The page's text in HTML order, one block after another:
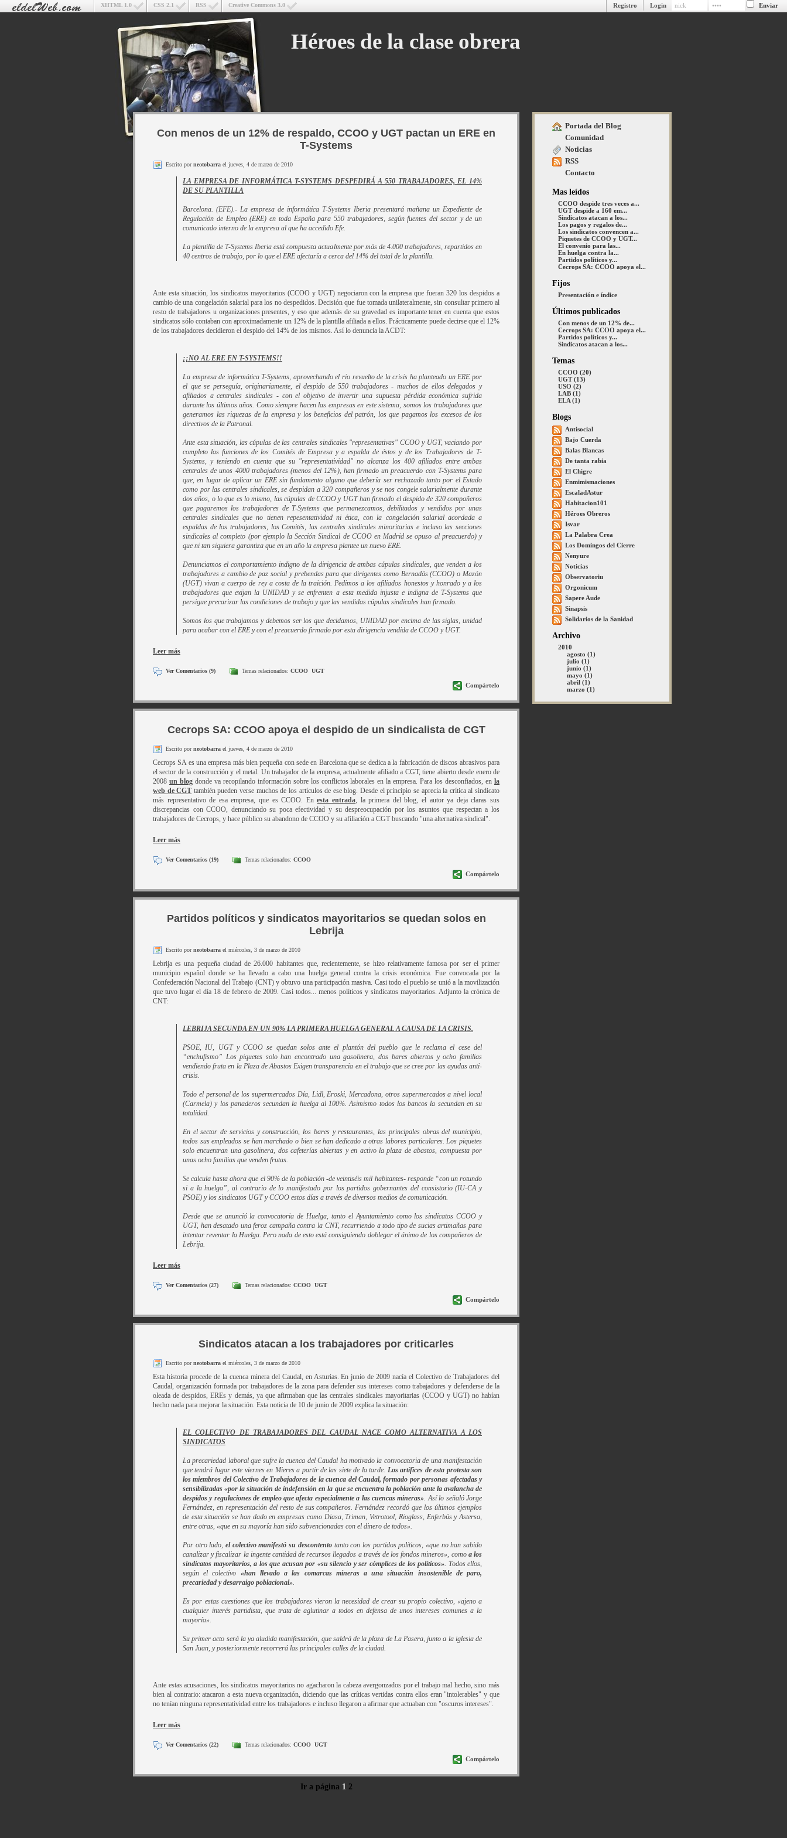
Creative Commons 3.0
RSS
CSS 2.1
XHTML 1.0 Login
Registro
Héroes de la clase obrera
Portada del Blog
Comunidad
Noticias
RSS
Contacto
Mas leídos
CCOO despide tres veces a...
UGT despide a 160 em...
Sindicatos atacan a los...
Los pagos y regalos de...
Los sindicatos convencen a...
Piquetes de CCOO y UGT...
El convenio para las...
En huelga contra la...
Partidos políticos y...
Cecrops SA: CCOO apoya el...
Fijos
Presentación e índice
Últimos publicados
Con menos de un 12% de...
Cecrops SA: CCOO apoya el...
Partidos políticos y...
Sindicatos atacan a los...
Temas
CCOO (20)
UGT (13)
USO (2)
LAB (1)
ELA (1)
Blogs
Antisocial
Bajo Cuerda
Balas Blancas
De tanta rabia
El Chigre
Enmimismaciones
EscaladAstur
Habitacion101
Héroes Obreros
Isvar
La Palabra Crea
Los Domingos del Cierre
Nenyure
Noticias
Observatoriu
Orgonicum
Sapere Aude
Sinapsis
Solidarios de la Sanidad
Archivo
2010
agosto (1)
julio (1)
junio (1)
mayo (1)
abril (1)
marzo (1)
Con menos de un 12% de respaldo, CCOO y UGT pactan un ERE en
T-Systems
Escrito porneotobarra el jueves, 4 de marzo de 2010
LA EMPRESA DE INFORMÁTICA T-SYSTEMS DESPEDIRÁ A 550 TRABAJADORES, EL 14%
DE SU PLANTILLA
Barcelona. (EFE).- La empresa de informática T-Systems Iberia presentará mañana un Expediente de
Regulación de Empleo (ERE) en toda España para 550 trabajadores, según fuentes del sector y de un
comunicado interno de la empresa al que ha accedido Efe.
La plantilla de T-Systems Iberia está compuesta actualmente por más de 4.000 trabajadores, repartidos en
40 centros de trabajo, por lo que el ERE afectaría a cerca del 14% del total de la plantilla.
Ante esta situación, los sindicatos mayoritarios (CCOO y UGT) negociaron con la empresa que fueran 320 los despidos a
cambio de una congelación salarial para los no despedidos. Decisión que fue tomada unilateralmente, sin consultar primero al
resto de trabajadores u organizaciones presentes, y eso que además de su gravedad es importante tener en cuenta que estos
sindicatos sólo contaban con aproximadamente un 12% de la plantilla afiliada a ellos. Prácticamente puede decirse que el 12%
de los trabajadores decidieron el despido del 14% de los mismos. Así lo denuncia la ACDT:
¡¡NO AL ERE EN T-SYSTEMS!!
La empresa de informática T-Systems, aprovechando el rio revuelto de la crisis ha planteado un ERE por
el que se perseguía, originariamente, el despido de 550 trabajadores - muchos de ellos delegados y
afiliados a centrales sindicales - con el objetivo de invertir una supuesta pérdida económica sufrida
durante los últimos años. Como siempre hacen las empresas en este sistema, somos los trabajadores que
generamos las riquezas de la empresa y los beneficios del patrón, los que pagamos los excesos de los
directivos de la Patronal.
Ante esta situación, las cúpulas de las centrales sindicales "representativas" CCOO y UGT, vaciando por
completo las funciones de los Comités de Empresa y a espalda de éstos y de los Trabajadores de T-
Systems, y teniendo en cuenta que su "representatividad" no alcanza los 400 afiliados entre ambas
centrales de unos 4000 trabajadores (menos del 12%), han firmado un preacuerdo con T-Systems para
que, en lugar de aplicar un ERE sin fundamento alguno que debería ser rechazado tanto por el Estado
como por las centrales sindicales, se despidan a 320 compañeros y se nos congele salarialmente durante
dos años, o lo que es lo mismo, las cúpulas de CCOO y UGT han firmado el despido de 320 compañeros
que pagaremos los trabajadores de T-Systems que permanezcamos, debilitados y vendidos por unas
centrales sindicales que no tienen repesentatividad ni ética, con la congelación salarial acordada a
espaldas de los trabajadores, los Comités, las centrales sindicales minoritarias e incluso las secciones
sindicales al completo (por ejemplo la Sección Sindical de CCOO en Madrid se opuso al preacuerdo) y
que ni tan siquiera garantiza que en un año la empresa plantee un nuevo ERE.
Denunciamos el comportamiento indigno de la dirigencia de ambas cúpulas sindicales, que venden a los
trabajadores a cambio de paz social y prebendas para que dirigentes como Bernadás (CCOO) o Mazón
(UGT) vivan a cuerpo de rey a costa de la traición. Pedimos a los afiliados honestos y honrado y a los
trabajadores que exijan la UNIDAD y se enfrenten a esta medida injusta e indigna de T-Systems que
persigue precarizar las condiciones de trabajo y que las vendidas cúpulas sindicales han firmado.
Somos los que trabajamos y debemos ser los que decidamos, UNIDAD por encima de las siglas, unidad
para acabar con el ERE y con el preacuerdo firmado por esta dirigencia vendida de CCOO y UGT.
Leer más
Ver Comentarios (9) Temas relacionados: CCOO UGT
Compártelo
Cecrops SA: CCOO apoya el despido de un sindicalista de CGT
Escrito porneotobarra el jueves, 4 de marzo de 2010
Cecrops SA es una empresa más bien pequeña con sede en Barcelona que se dedica a la fabricación de discos abrasivos para
el sector de la construcción y el metal. Un trabajador de la empresa, actualmente afiliado a CGT, tiene abierto desde enero de
2008 un blogdonde va recopilando información sobre los conflictos laborales en la empresa. Para los desconfiados, enla
web de CGT también pueden verse muchos de los artículos de ese blog. Desde el principio se aprecia la crítica al sindicato
más representativo de esa empresa, que es CCOO. Enesta entrada, la primera del blog, el autor ya deja claras sus
discrepancias con CCOO, denunciando su poca efectividad y su despreocupación por los asuntos que respectan a los
trabajadores de Cecrops, y hace público su abandono de CCOO y su afiliación a CGT buscando "una alternativa sindical".
Leer más
Ver Comentarios (19) Temas relacionados: CCOO
Compártelo
Partidos políticos y sindicatos mayoritarios se quedan solos en
Lebrija
Escrito porneotobarra el miércoles, 3 de marzo de 2010
Lebrija es una pequeña ciudad de 26.000 habitantes que, recientemente, se hizo relativamente famosa por ser el primer
municipio español donde se ha llevado a cabo una huelga general contra la crisis económica. Fue convocada por la
Confederación Nacional del Trabajo (CNT) y obtuvo una participación masiva. Casi todo el pueblo se unió a la movilización
que tuvo lugar el día 18 de febrero de 2009. Casi todos... menos políticos y sindicatos mayoritarios. Adjunto la crónica de
CNT:
LEBRIJA SECUNDA EN UN 90% LA PRIMERA HUELGA GENERAL A CAUSA DE LA CRISIS.
PSOE, IU, UGT y CCOO se quedan solos ante el plantón del pueblo que le reclama el cese del
“enchufismo” Los piquetes solo han encontrado una gasolinera, dos bares abiertos y ocho familias
vendiendo fruta en la Plaza de Abastos Exigen transparencia en el trabajo que se cree por las ayudas anti-
crisis.
Todo el personal de los supermercados Día, Lidl, Eroski, Mercadona, otros supermercados a nivel local
(Carmela) y los panaderos secundan la huelga al 100%. Asimismo todos los bancos la secundan en su
totalidad.
En el sector de servicios y construcción, los bares y restaurantes, las principales obras del municipio,
todos sus empleados se han marchado o bien se han dedicado a otras labores particulares. Los piquetes
solo encuentran una gasolinera, dos cafeterías abiertas y en activo la plaza de abastos, compuesta por
unas ocho familias que venden frutas.
Se calcula hasta ahora que el 90% de la población -de veintiséis mil habitantes- responde “con un rotundo
si a la huelga”, al contrario de lo manifestado por los partidos gobernantes del consistorio (IU-CA y
PSOE) y los sindicatos UGT y CCOO estos días a través de diversos medios de comunicación.
Desde que se anunció la convocatoria de Huelga, tanto el Ayuntamiento como los sindicatos CCOO y
UGT, han desatado una feroz campaña contra la CNT, recurriendo a todo tipo de sucias artimañas para
intentar reventar la Huelga. Pero nada de esto está consiguiendo doblegar el ánimo de los compañeros de
Lebrija.
Leer más
Ver Comentarios (27) Temas relacionados: CCOO UGT
Compártelo
Sindicatos atacan a los trabajadores por criticarles
Escrito porneotobarra el miércoles, 3 de marzo de 2010
Esta historia procede de la cuenca minera del Caudal, en Asturias. En junio de 2009 nacía el Colectivo de Trabajadores del
Caudal, organización formada por trabajadores de la zona para defender sus intereses como trabajadores y defenderse de la
oleada de despidos, EREs y demás, ya que afirmaban que las centrales sindicales mayoritarias (CCOO y UGT) no habían
hecho nada para mejorar la situación. Esta noticia de 10 de junio de 2009 explica la situación:
EL COLECTIVO DE TRABAJADORES DEL CAUDAL NACE COMO ALTERNATIVA A LOS
SINDICATOS
La precariedad laboral que sufre la cuenca del Caudal ha motivado la convocatoria de una manifestación
que tendrá lugar este viernes en Mieres a partir de las siete de la tarde. Los artífices de esta protesta son
los miembros del Colectivo de Trabajadores de la cuenca del Caudal, formado por personas afectadas y
sensibilizadas «por la situación de indefensión en la que se encuentra la población ante la avalancha de
despidos y regulaciones de empleo que afecta especialmente a las cuencas mineras». Así lo señaló Jorge
Fernández, en representación del resto de sus compañeros. Fernández recordó que los últimos ejemplos
de esta situación se han dado en empresas como Diasa, Triman, Vetrotool, Rioglass, Enferbús y Astersa,
entre otras, «que en su mayoría han sido subvencionadas con el dinero de todos».
Por otro lado,el colectivo manifestó su descontentotanto con los partidos políticos, «que no han sabido
canalizar y fiscalizar la ingente cantidad de recursos llegados a través de los fondos mineros», como a los
sindicatos mayoritarios, a los que acusan por «su silencio y ser cómplices de los políticos». Todos ellos,
según el colectivo «han llevado a las comarcas mineras a una situación insostenible de paro,
precariedad y desarraigo poblacional».
Es por estas cuestiones que los trabajadores vieron la necesidad de crear su propio colectivo, «ajeno a
cualquier interés partidista, que trata de aglutinar a todos en defensa de unos intereses comunes a la
mayoría».
Su primer acto será la ya aludida manifestación, que saldrá de la plaza de La Pasera, junto a la iglesia de
San Juan, y posteriormente recorrerá las principales calles de la ciudad.
Ante estas acusaciones, los sindicatos mayoritarios no agacharon la cabeza avergonzados por el trabajo mal hecho, sino más
bien al contrario: atacaron a esta nueva organización, diciendo que las críticas vertidas contra ellos eran "intolerables" y que
no tenían ninguna representatividad entre los trabajadores e incluso llegaron a afirmar que actuaban con "oscuros intereses".
Leer más
Ver Comentarios (22) Temas relacionados: CCOO UGT
Compártelo
Ir a página 12